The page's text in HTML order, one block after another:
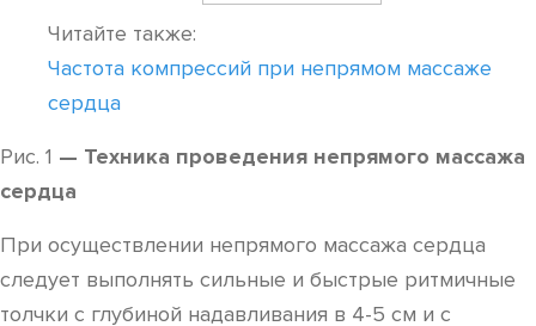
Читайте также:
Частота компрессий при непрямом массаже
сердца
Рис. 1 — Техника проведения непрямого массажа
сердца
При осуществлении непрямого массажа сердца
следует выполнять сильные и быстрые ритмичные
толчки с глубиной надавливания в 4-5 см и с